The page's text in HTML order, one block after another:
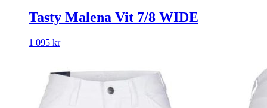
Tasty Malena Vit 7/8 WIDE
1 095 kr